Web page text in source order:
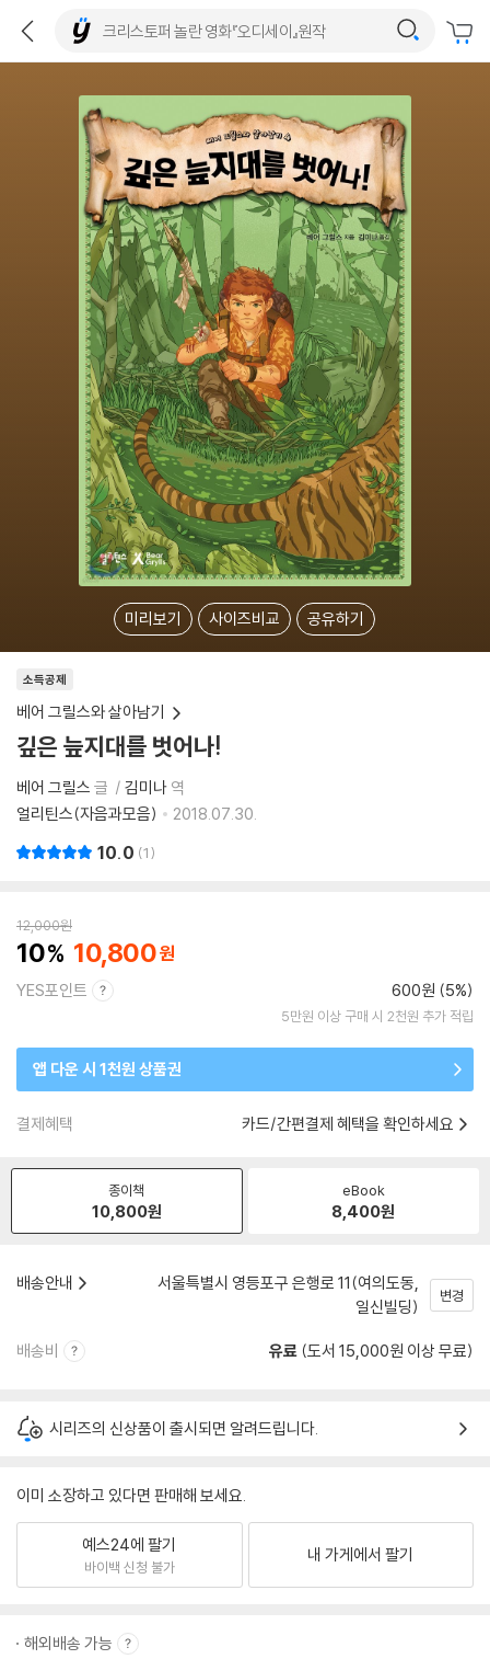
미리보기 사이즈비교 공유하기
소득공제
베어 그릴스와 살아남기
깊은 늪지대를 벗어나!
베어 그릴스 글 김미나 역
얼리틴스(자음과모음)
2018.07.30.
10.0 1
12,000원
10 10,800
YES포인트 600원 (5%)
5만원 이상 구매 시 2천원 추가 적립
앱 다운 시 1천원 상품권
결제혜택 카드/간편결제 혜택을 확인하세요
종이책
10,800원
eBook
8,400원
배송안내
서울특별시 영등포구 은행로 11(여의도동,
일신빌딩)
변경
배송비 유료 (도서 15,000원 이상 무료)
시리즈의 신상품이 출시되면 알려드립니다.
이미 소장하고 있다면 판매해 보세요.
예스24에 팔기
바이백 신청 불가
내 가게에서 팔기
해외배송 가능